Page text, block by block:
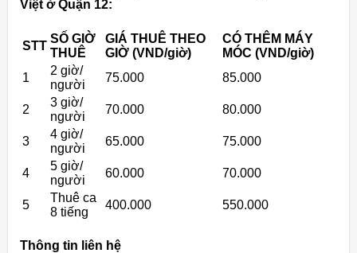
Việt ở Quận 12:
STT
SỐ GIỜ
THUÊ
GIÁ THUÊ THEO
GIỜ (VND/giờ)
CÓ THÊM MÁY
MÓC (VND/giờ)
1
2 giờ/
người
75.000 85.000
2
3 giờ/
người
70.000 80.000
3
4 giờ/
người
65.000 75.000
4
5 giờ/
người
60.000 70.000
5
Thuê ca
8 tiếng
400.000 550.000
Thông tin liên hệ